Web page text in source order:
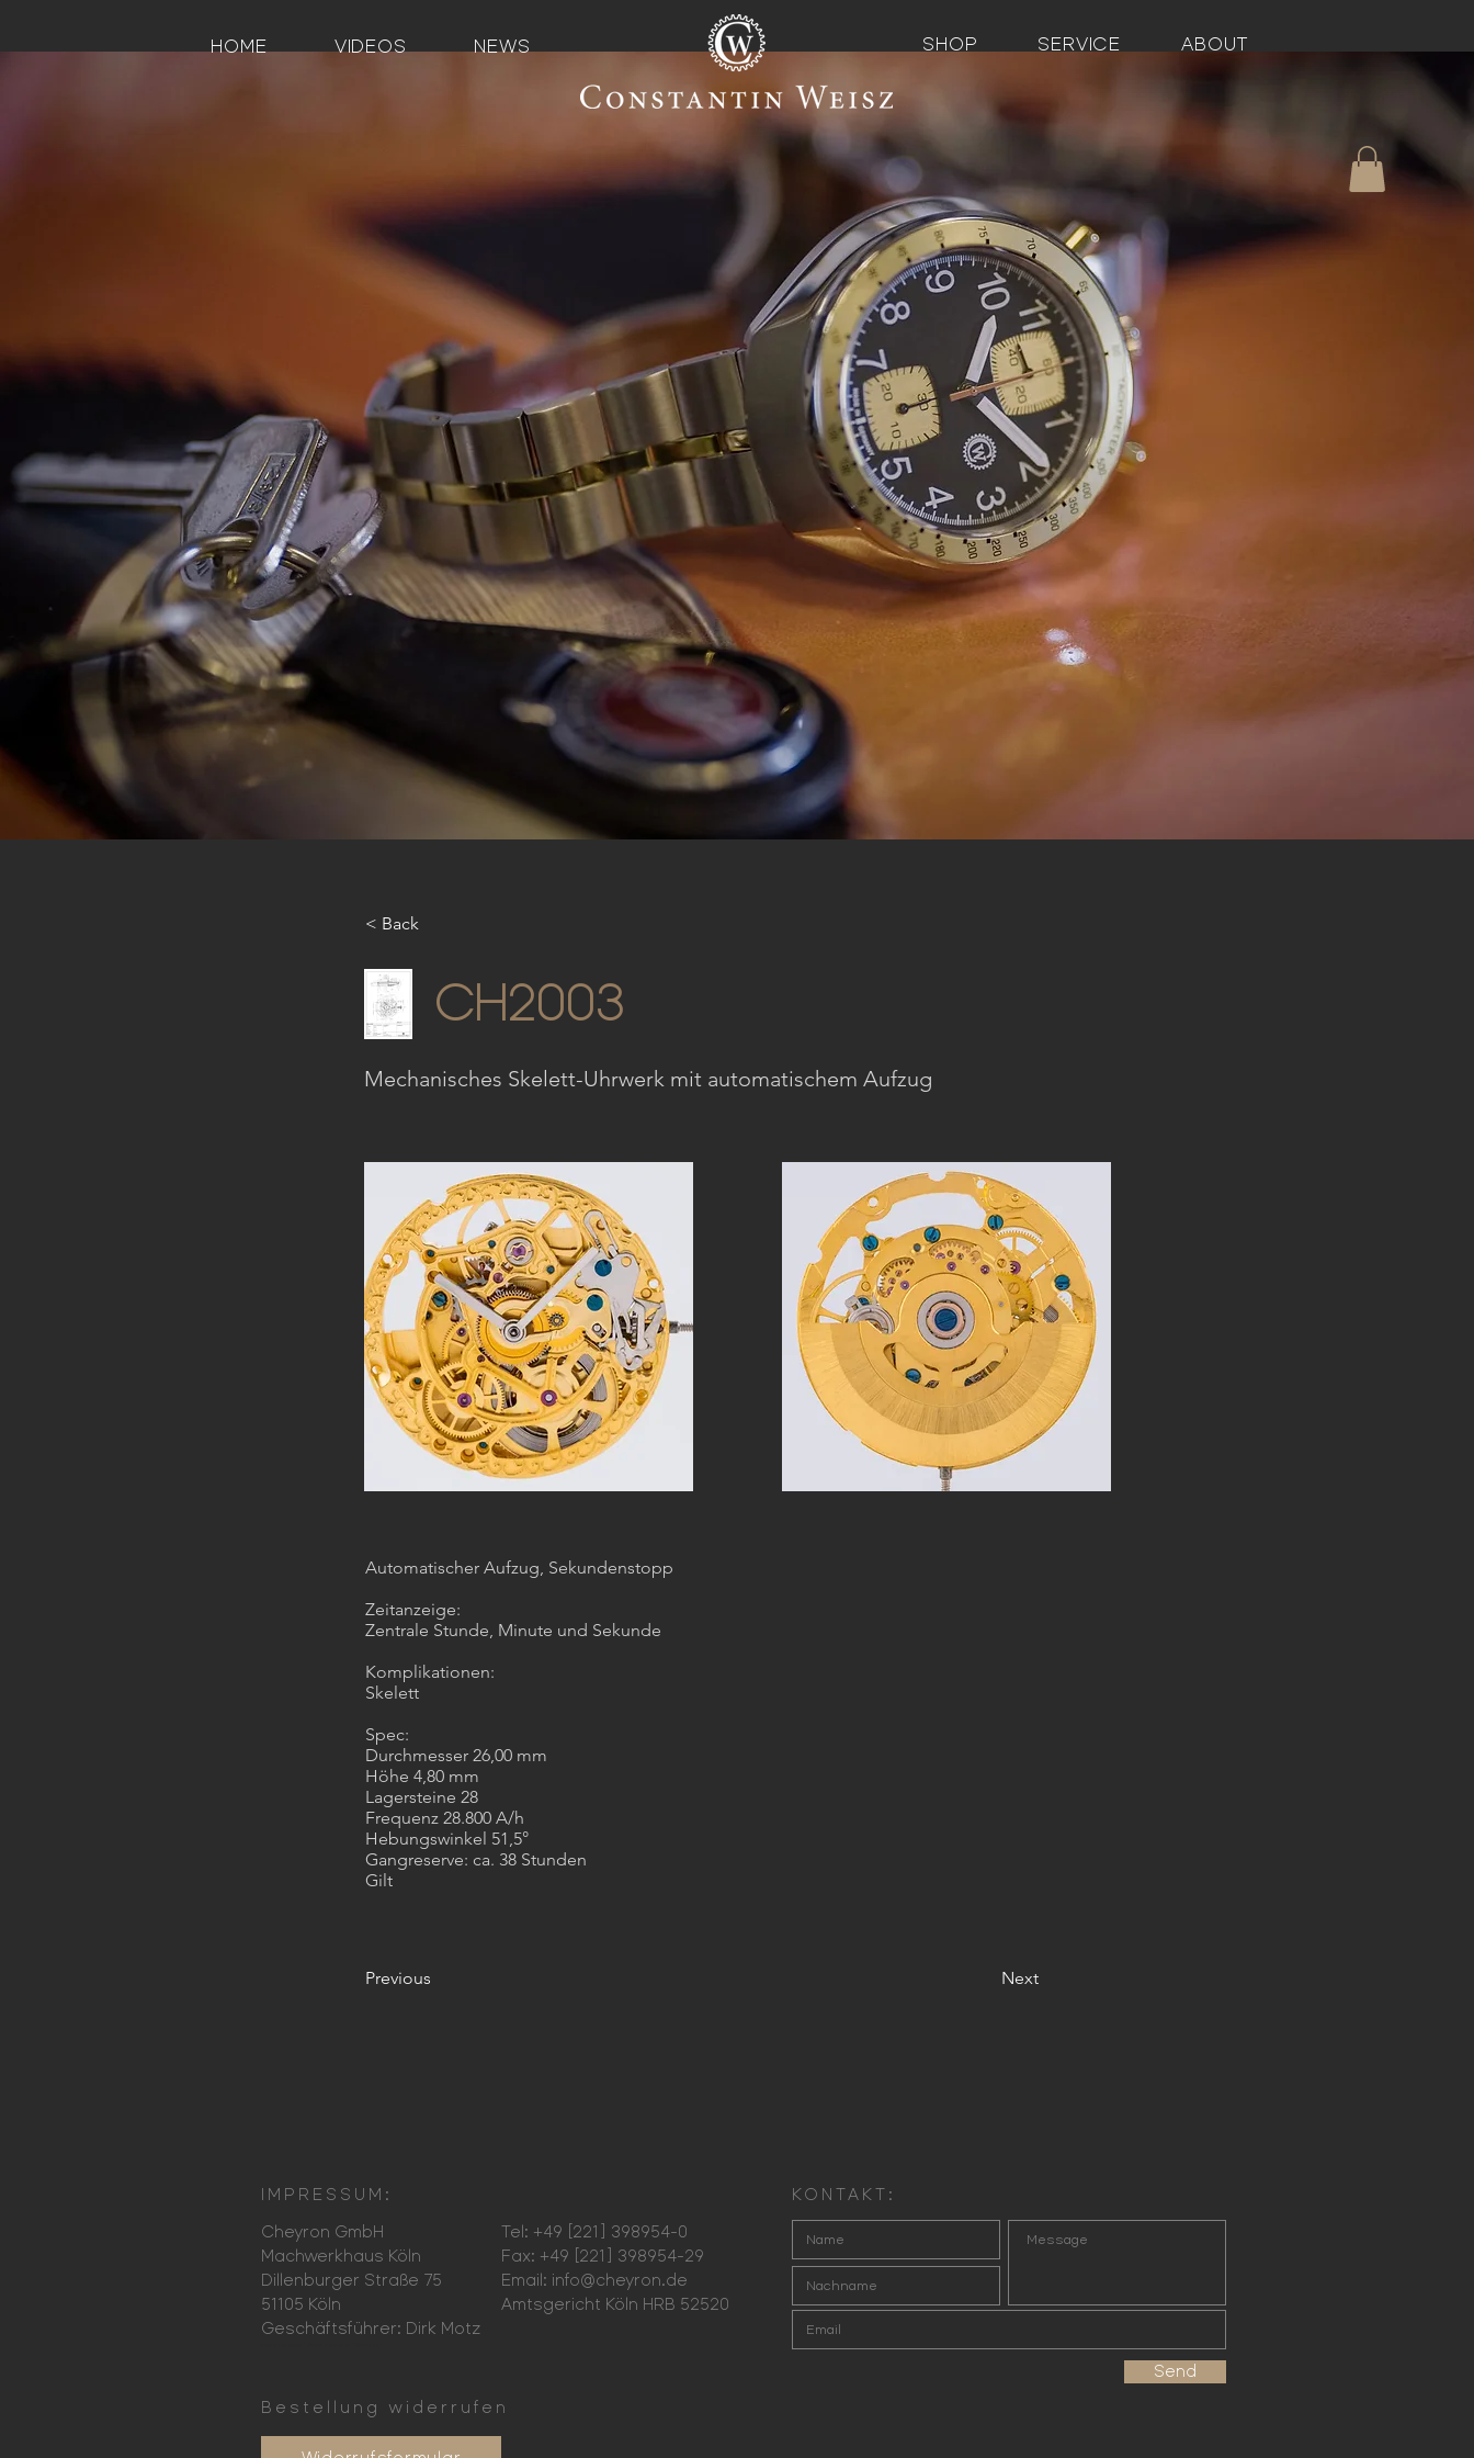
HOME VIDEOS NEWS SHOP SERVICE ABOUT
< Back
CH2003
Mechanisches Skelett-Uhrwerk mit automatischem Aufzug
Automatischer Aufzug, Sekundenstopp
Zeitanzeige:
Zentrale Stunde, Minute und Sekunde
Komplikationen:
Skelett
Spec:
Durchmesser 26,00 mm
Höhe 4,80 mm
Lagersteine 28
Frequenz 28.800 A/h
Hebungswinkel 51,5°
Gangreserve: ca. 38 Stunden
Gilt
Previous Next
IMPRESSUM:
Cheyron GmbH
Machwerkhaus Köln
Dillenburger Straße 75
51105 Köln
Geschäftsführer: Dirk Motz
Tel: +49 [221] 398954-0
Fax: +49 [221] 398954-29
Email: info@cheyron.de
Amtsgericht Köln HRB 52520
Bestellung widerrufen
KONTAKT:
Send